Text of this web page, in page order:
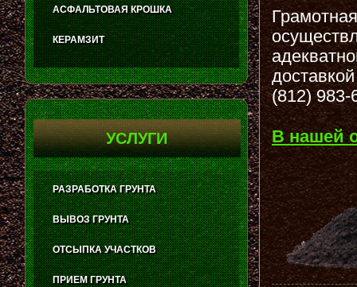
(812) 983-
В нашей
АСФАЛЬТОВАЯ КРОШКА
КЕРАМЗИТ
УСЛУГИ
РАЗРАБОТКА ГРУНТА
ВЫВОЗ ГРУНТА
ОТСЫПКА УЧАСТКОВ
ПРИЕМ ГРУНТА